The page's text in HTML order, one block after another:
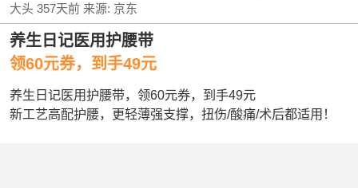
大头 357天前来源: 京东
养生日记医用护腰带
领60元券，到手49元
养生日记医用护腰带，领60元券，到手49元
新工艺高配护腰，更轻薄强支撑，扭伤/酸痛/术后都适用！